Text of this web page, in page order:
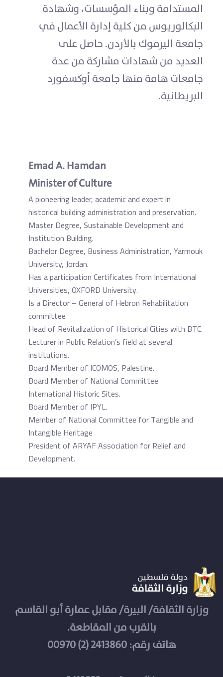
المستدامة وبناء المؤسسات، وشهادة
البكالوريوس من كلية إدارة الأعمال في
جامعة اليرموك بالأردن. حاصل على
العديد من شهادات مشاركة من عدة
جامعات هامة منها جامعة أوكسفورد
البريطانية.
Emad A. Hamdan
Minister of Culture
A pioneering leader, academic and expert in
historical building administration and preservation.
Master Degree, Sustainable Development and
Institution Building.
Bachelor Degree, Business Administration, Yarmouk
University, Jordan.
Has a participation Certificates from International
Universities, OXFORD University.
Is a Director – General of Hebron Rehabilitation
committee
Head of Revitalization of Historical Cities with BTC.
Lecturer in Public Relation’s field at several
institutions.
Board Member of ICOMOS, Palestine.
Board Member of National Committee
International Historic Sites.
Board Member of IPYL.
Member of National Committee for Tangible and
Intangible Heritage
President of ARYAF Association for Relief and
Development.
وزارة الثقافة/ البيرة/ مقابل عمارة أبو القاسم
بالقرب من المقاطعة.
هاتف رقم: 2413860 (2) 00970